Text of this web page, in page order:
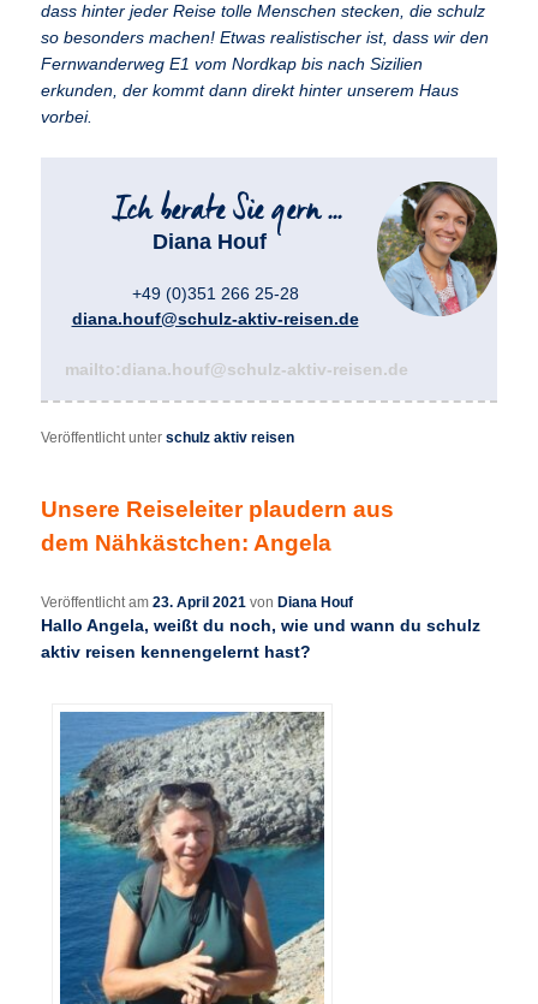
dass hinter jeder Reise tolle Menschen stecken, die schulz
so besonders machen! Etwas realistischer ist, dass wir den
Fernwanderweg E1 vom Nordkap bis nach Sizilien
erkunden, der kommt dann direkt hinter unserem Haus
vorbei.
Diana Houf
+49 (0)351 266 25-28
diana.houf@schulz-aktiv-reisen.de
mailto:diana.houf@schulz-aktiv-reisen.de
Veröffentlicht unter schulz aktiv reisen
Unsere Reiseleiter plaudern aus
dem Nähkästchen: Angela
Veröffentlicht am23. April 2021 vonDiana Houf
Hallo Angela, weißt du noch, wie und wann du schulz
aktiv reisen kennengelernt hast?